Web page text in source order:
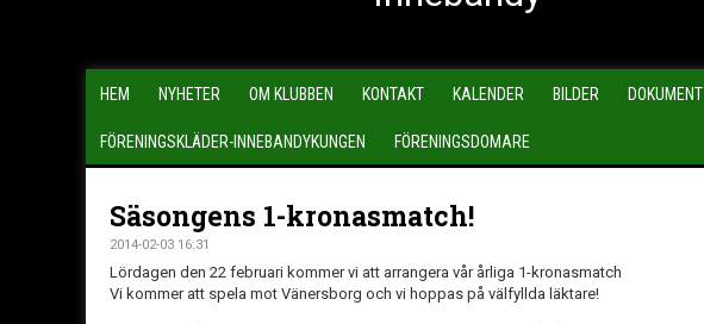
HEM NYHETER OM KLUBBEN KONTAKT KALENDER BILDER DOKUMENT
FÖRENINGSKLÄDER-INNEBANDYKUNGEN FÖRENINGSDOMARE
Säsongens 1-kronasmatch!
2014-02-03 16:31
Lördagen den 22 februari kommer vi att arrangera vår årliga 1-kronasmatch
Vi kommer att spela mot Vänersborg och vi hoppas på välfyllda läktare!